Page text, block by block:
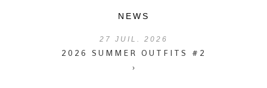
NEWS
27 JUIL. 2026
2026 SUMMER OUTFITS #2
›